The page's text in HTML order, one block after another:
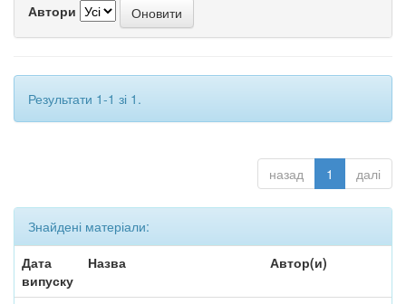
Автори
Результати 1-1 зі 1.
назад 1 далі
Знайдені матеріали:
Дата
випуску
Назва Автор(и)